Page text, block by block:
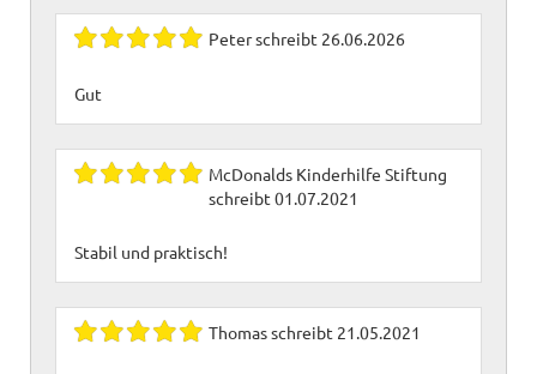
Peterschreibt 26.06.2026
Gut
McDonalds Kinderhilfe Stiftung
schreibt 01.07.2021
Stabil und praktisch!
Thomasschreibt 21.05.2021